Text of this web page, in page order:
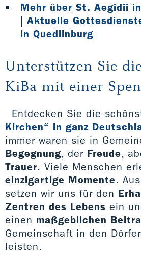
Mehr über St. Aegidii
| Aktuelle
in Quedlinburg
Unterstützen Sie
KiBa mit einer
Entdecken Sie die
Kirchen“ in ganz
immer waren sie in
Begegnung, der Freude,
Trauer. Viele Menschen
einzigartige Momente.
setzen wir uns für den
Zentren des Lebens ein
einen maßgeblichen
Gemeinschaft in den
leisten.